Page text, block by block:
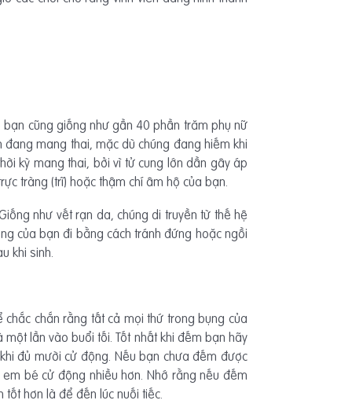
cũng giống như gần 40 phần trăm phụ nữ
mang thai, mặc dù chúng đang hiếm khi
kỳ mang thai, bởi vì tử cung lớn dần gây áp
tràng (trĩ) hoặc thậm chí âm hộ của bạn.
như vết rạn da, chúng di truyền từ thế hệ
của bạn đi bằng cách tránh đứng hoặc ngồi
khi sinh.
chắn rằng tất cả mọi thứ trong bụng của
lần vào buổi tối. Tốt nhất khi đếm bạn hãy
đủ mười cử động. Nếu bạn chưa đếm được
bé cử động nhiều hơn. Nhớ rằng nếu đếm
hơn là để đến lúc nuối tiếc.